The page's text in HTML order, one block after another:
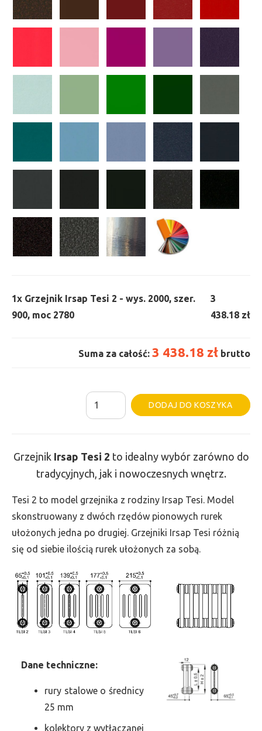
1x Grzejnik Irsap Tesi 2 - wys. 2000, szer.
900, moc 2780
3
438.18 zł
Suma za całość: 3 438.18 zł brutto
ilość
Grzejnik
-
wys.
2000,
szer.
900,
2780
DODAJ DO KOSZYKA
Grzejnik Irsap Tesi 2 to idealny wybór zarówno do
tradycyjnych, jak i nowoczesnych wnętrz.
Tesi 2 to model grzejnika z rodziny Irsap Tesi. Model
skonstruowany z dwóch rzędów pionowych rurek
ułożonych jedna po drugiej. Grzejniki Irsap Tesi różnią
się od siebie ilością rurek ułożonych za sobą.
Dane techniczne:
rury stalowe o średnicy
25 mm
kolektory z wytłaczanej